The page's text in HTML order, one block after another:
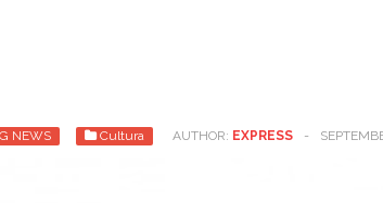
NEWS Cultura AUTHOR: EXPRESS -